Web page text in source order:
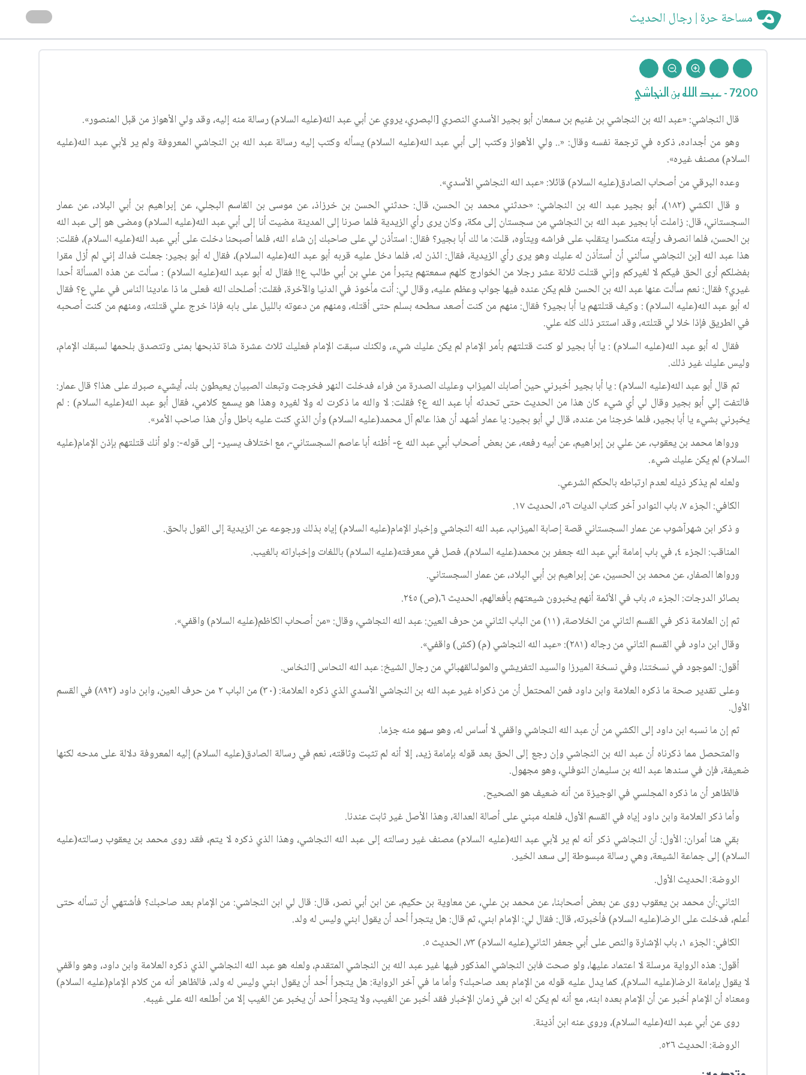
مساحة حرة | رجال الحديث
7200 - عبد الله بن النجاشي
قال النجاشي: «عبد الله بن النجاشي بن غنيم بن سمعان أبو بجير الأسدي النصري [البصري، يروي عن أبي عبد الله(عليه السلام) رسالة منه إليه، وقد ولي الأهواز من قبل المنصور».
وهو من أجداده، ذكره في ترجمة نفسه وقال: «.. ولي الأهواز وكتب إلى أبي عبد الله(عليه السلام) يسأله وكتب إليه رسالة عبد الله بن النجاشي المعروفة ولم ير لأبي عبد الله(عليه
السلام) مصنف غيره».
وعده البرقي من أصحاب الصادق(عليه السلام) قائلا: «عبد الله النجاشي الأسدي».
و قال الكشي (١٨٢)، أبو بجير عبد الله بن النجاشي: «حدثني محمد بن الحسن، قال: حدثني الحسن بن خرزاذ، عن موسى بن القاسم البجلي، عن إبراهيم بن أبي البلاد، عن عمار
السجستاني، قال: زاملت أبا بجير عبد الله بن النجاشي من سجستان إلى مكة، وكان يرى رأي الزيدية فلما صرنا إلى المدينة مضيت أنا إلى أبي عبد الله(عليه السلام) ومضى هو إلى عبد الله
بن الحسن، فلما انصرف رأيته منكسرا يتقلب على فراشه ويتأوه، قلت: ما لك أبا بجير؟ فقال: استأذن لي على صاحبك إن شاء الله، فلما أصبحنا دخلت على أبي عبد الله(عليه السلام)، فقلت:
هذا عبد الله [بن النجاشي سألني أن أستأذن له عليك وهو يرى رأي الزيدية، فقال: ائذن له، فلما دخل عليه قربه أبو عبد الله(عليه السلام)، فقال له أبو بجير: جعلت فداك إني لم أزل مقرا
بفضلكم أرى الحق فيكم لا لغيركم وإني قتلت ثلاثة عشر رجلا من الخوارج كلهم سمعتهم يتبرأ من علي بن أبي طالب ع!! فقال له أبو عبد الله(عليه السلام) : سألت عن هذه المسألة أحدا
غيري؟ فقال: نعم سألت عنها عبد الله بن الحسن فلم يكن عنده فيها جواب وعظم عليه، وقال لي: أنت مأخوذ في الدنيا والآخرة، فقلت: أصلحك الله فعلى ما ذا عادينا الناس في علي ع؟ فقال
له أبو عبد الله(عليه السلام) : وكيف قتلتهم يا أبا بجير؟ فقال: منهم من كنت أصعد سطحه بسلم حتى أقتله، ومنهم من دعوته بالليل على بابه فإذا خرج علي قتلته، ومنهم من كنت أصحبه
في الطريق فإذا خلا لي قتلته، وقد استتر ذلك كله علي.
فقال له أبو عبد الله(عليه السلام) : يا أبا بجير لو كنت قتلتهم بأمر الإمام لم يكن عليك شيء، ولكنك سبقت الإمام فعليك ثلاث عشرة شاة تذبحها بمنى وتتصدق بلحمها لسبقك الإمام،
وليس عليك غير ذلك.
ثم قال أبو عبد الله(عليه السلام) : يا أبا بجير أخبرني حين أصابك الميزاب وعليك الصدرة من فراء فدخلت النهر فخرجت وتبعك الصبيان يعيطون بك، أيشيء صبرك على هذا؟ قال عمار:
فالتفت إلي أبو بجير وقال لي أي شيء كان هذا من الحديث حتى تحدثه أبا عبد الله ع؟ فقلت: لا والله ما ذكرت له ولا لغيره وهذا هو يسمع كلامي، فقال أبو عبد الله(عليه السلام) : لم
يخبرني بشيء يا أبا بجير، فلما خرجنا من عنده، قال لي أبو بجير: يا عمار أشهد أن هذا عالم آل محمد(عليه السلام) وأن الذي كنت عليه باطل وأن هذا صاحب الأمر».
ورواها محمد بن يعقوب، عن علي بن إبراهيم، عن أبيه رفعه، عن بعض أصحاب أبي عبد الله ع- أظنه أبا عاصم السجستاني-، مع اختلاف يسير- إلى قوله-: ولو أنك قتلتهم بإذن الإمام(عليه
السلام) لم يكن عليك شيء.
ولعله لم يذكر ذيله لعدم ارتباطه بالحكم الشرعي.
الكافي: الجزء ٧، باب النوادر آخر كتاب الديات ٥٦، الحديث ١٧.
و ذكر ابن شهرآشوب عن عمار السجستاني قصة إصابة الميزاب، عبد الله النجاشي وإخبار الإمام(عليه السلام) إياه بذلك ورجوعه عن الزيدية إلى القول بالحق.
المناقب: الجزء ٤، في باب إمامة أبي عبد الله جعفر بن محمد(عليه السلام)، فصل في معرفته(عليه السلام) باللغات وإخباراته بالغيب.
ورواها الصفار، عن محمد بن الحسين، عن إبراهيم بن أبي البلاد، عن عمار السجستاني.
بصائر الدرجات: الجزء ٥، باب في الأئمة أنهم يخبرون شيعتهم بأفعالهم، الحديث ٦،(ص) ٢٤٥.
ثم إن العلامة ذكر في القسم الثاني من الخلاصة، (١١) من الباب الثاني من حرف العين: عبد الله النجاشي، وقال: «من أصحاب الكاظم(عليه السلام) واقفي».
وقال ابن داود في القسم الثاني من رجاله (٢٨١): «عبد الله النجاشي (م) (كش) واقفي».
أقول: الموجود في نسختنا، وفي نسخة الميرزا والسيد التفريشي والمولىالقهبائي من رجال الشيخ: عبد الله النحاس [النخاس.
وعلى تقدير صحة ما ذكره العلامة وابن داود فمن المحتمل أن من ذكراه غير عبد الله بن النجاشي الأسدي الذي ذكره العلامة: (٣٠) من الباب ٢ من حرف العين، وابن داود (٨٩٢) في القسم
الأول.
ثم إن ما نسبه ابن داود إلى الكشي من أن عبد الله النجاشي واقفي لا أساس له، وهو سهو منه جزما.
والمتحصل مما ذكرناه أن عبد الله بن النجاشي وإن رجع إلى الحق بعد قوله بإمامة زيد، إلا أنه لم تثبت وثاقته، نعم في رسالة الصادق(عليه السلام) إليه المعروفة دلالة على مدحه لكنها
ضعيفة، فإن في سندها عبد الله بن سليمان النوفلي، وهو مجهول.
فالظاهر أن ما ذكره المجلسي في الوجيزة من أنه ضعيف هو الصحيح.
وأما ذكر العلامة وابن داود إياه في القسم الأول، فلعله مبني على أصالة العدالة، وهذا الأصل غير ثابت عندنا.
بقي هنا أمران: الأول: أن النجاشي ذكر أنه لم ير لأبي عبد الله(عليه السلام) مصنف غير رسالته إلى عبد الله النجاشي، وهذا الذي ذكره لا يتم، فقد روى محمد بن يعقوب رسالته(عليه
السلام) إلى جماعة الشيعة، وهي رسالة مبسوطة إلى سعد الخير.
الروضة: الحديث الأول.
الثاني:أن محمد بن يعقوب روى عن بعض أصحابنا، عن محمد بن علي، عن معاوية بن حكيم، عن ابن أبي نصر، قال: قال لي ابن النجاشي: من الإمام بعد صاحبك؟ فأشتهي أن تسأله حتى
أعلم، فدخلت على الرضا(عليه السلام) فأخبرته، قال: فقال لي: الإمام ابني، ثم قال: هل يتجرأ أحد أن يقول ابني وليس له ولد.
الكافي: الجزء ١، باب الإشارة والنص على أبي جعفر الثاني(عليه السلام) ٧٣، الحديث ٥.
أقول: هذه الرواية مرسلة لا اعتماد عليها، ولو صحت فابن النجاشي المذكور فيها غير عبد الله بن النجاشي المتقدم، ولعله هو عبد الله النجاشي الذي ذكره العلامة وابن داود، وهو واقفي
لا يقول بإمامة الرضا(عليه السلام)، كما يدل عليه قوله من الإمام بعد صاحبك؟ وأما ما في آخر الرواية: هل يتجرأ أحد أن يقول ابني وليس له ولد، فالظاهر أنه من كلام الإمام(عليه السلام)
ومعناه أن الإمام أخبر عن أن الإمام بعده ابنه، مع أنه لم يكن له ابن في زمان الإخبار فقد أخبر عن الغيب، ولا يتجرأ أحد أن يخبر عن الغيب إلا من أطلعه الله على غيبه.
روى عن أبي عبد الله(عليه السلام)، وروى عنه ابن أذينة.
الروضة: الحديث ٥٢٦.